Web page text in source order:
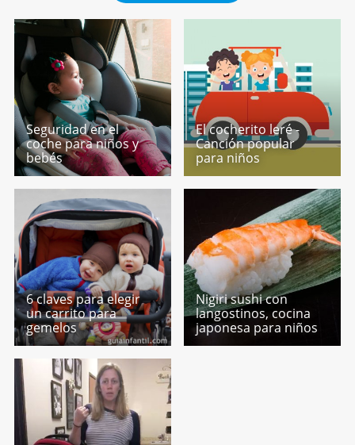
Seguridad en el
coche para niños y
bebés
El cocherito leré -
Canción popular
para niños
6 claves para elegir
un carrito para
gemelos
Nigiri sushi con
langostinos, cocina
japonesa para niños